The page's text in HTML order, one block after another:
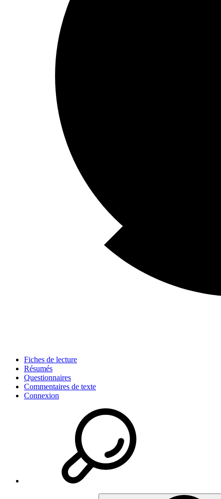
Fiches de lecture
Résumés
Questionnaires
Commentaires de texte
Connexion